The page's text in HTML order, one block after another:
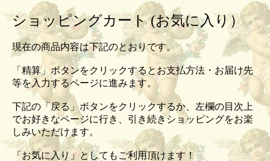
ショッピングカート (お気に入り）
現在の商品内容は下記のとおりです。
「精算」ボタンをクリックするとお支払方法・お届け先
等を入力するページに進みます。
下記の「戻る」ボタンをクリックするか、左欄の目次上
でお好きなページに行き、引き続きショッピングをお楽
しみいただけます。
「お気に入り」としてもご利用頂けます！